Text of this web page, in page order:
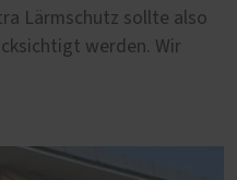
Lärmschutz sollte also
werden. Wir